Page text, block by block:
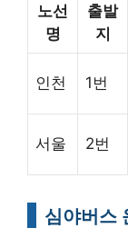
노선
명
출발
지
인천 1번
서울 2번
심야버스